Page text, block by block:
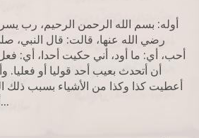
أوله: بسم الله الرحمن الرحيم، رب
رضي الله عنها، قالت: قال النبي،
أحب، أي: ما أود، أني حكيت أحدا، أي:
أن أتحدث بعيب أحد قوليا أو فعليا.
أعطيت كذا وكذا من الأشياء بسبب ذلك
أو حكيت بمعنى حاكيت...